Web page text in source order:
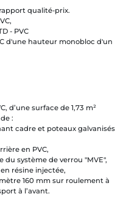
rapport qualité-prix.
- PVC
d'une hauteur monobloc d'un
d’une surface de 1,73 m²
:
cadre et poteaux galvanisés
en PVC,
du système de verrou "MVE",
résine injectée,
160 mm sur roulement à
à l’avant.